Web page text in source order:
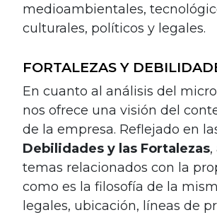
medioambientales,
culturales, políticos y legales.
FORTALEZAS Y
En cuanto al análisis del
nos ofrece una visión del
de la empresa. Reflejado en
Debilidades y las Fortalezas,
temas relacionados con la
como es la filosofía de la
legales, ubicación, líneas de